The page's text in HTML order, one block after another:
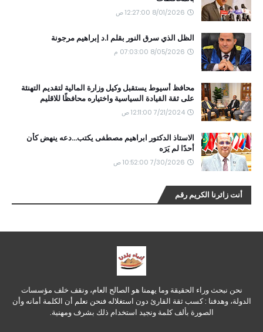
8/01/2026 12:27:00 ص
الظل الذي سرق النور بقلم ا.د إبراهيم مرجونة
8/05/2026 07:03:00 م
محافظ أسيوط يستقبل وكيل وزارة المالية لتقديم التهنئة
على ثقة القيادة السياسية واختياره محافظًا للاقليم
7/21/2024 12:11:00 ص
الاستاذ الدكتور ابراهيم مصطفى يكتب...دعه ينهض كأن
أحدًا لم يَرَه
7/30/2026 10:52:00 ص
أنت زائرنا الكريم رقم
نحن نبحث وراء الحقيقة وما يهمنا هو الصالح العام، ونقف خلف مؤسسات
الدولة، وهدفنا : كسب ثقة القارئ دون استغلاله فنحن نعلم أن الكلمة أمانه وأن
الصورة بألف كلمة ونجيد استخدام ذلك بشرف ومهنية.